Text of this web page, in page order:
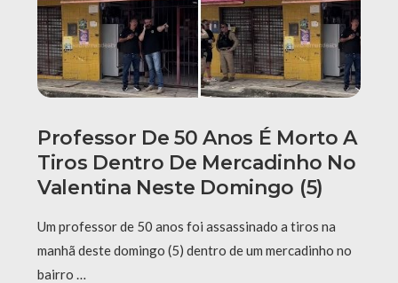
Professor De 50 Anos É Morto A
Tiros Dentro De Mercadinho No
Valentina Neste Domingo (5)
Um professor de 50 anos foi assassinado a tiros na
manhã deste domingo (5) dentro de um mercadinho no
bairro …